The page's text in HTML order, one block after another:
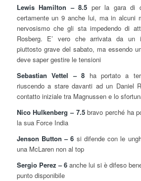
Lewis Hamilton – 8.5 per la gara di
certamente un 9 anche lui, ma in alcuni
nervosismo che gli sta impedendo di
Rosberg. E’ vero che arrivata da un
piuttosto grave del sabato, ma essendo
deve saper gestire le tensioni
Sebastian Vettel – 8 ha portato a
riuscendo a stare davanti ad un Daniel
contatto iniziale tra Magnussen e lo
Nico Hulkenberg – 7.5bravo perché ha
la sua Force India
Jenson Button – 6 si difende con le
una McLaren non al top
Sergio Perez – 6anche lui si è difeso
punto disponibile